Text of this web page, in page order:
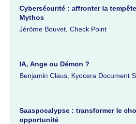
Cybersécurité : affronter la
Mythos
Jérôme Bouvet, Check Point
IA, Ange ou Démon ?
Benjamin Claus, Kyocera Document
Saaspocalypse : transformer le
opportunité